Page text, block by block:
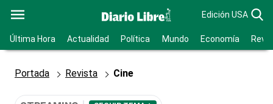
Edición USA
Última Hora Actualidad Política Mundo Economía
Portada Revista Cine